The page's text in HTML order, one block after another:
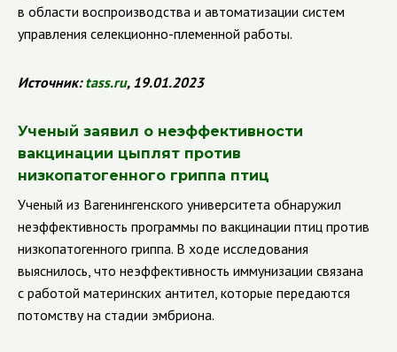
в области воспроизводства и автоматизации систем
управления селекционно-племенной работы.
Источник:tass.ru, 19.01.2023
Ученый заявил о неэффективности
вакцинации цыплят против
низкопатогенного гриппа птиц
Ученый из Вагенингенского университета обнаружил
неэффективность программы по вакцинации птиц против
низкопатогенного гриппа. В ходе исследования
выяснилось, что неэффективность иммунизации связана
с работой материнских антител, которые передаются
потомству на стадии эмбриона.